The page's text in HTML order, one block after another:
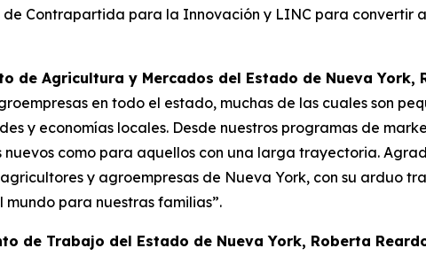
de Contrapartida para la Innovación y LINC para convertir
de Agricultura y Mercados del Estado de Nueva York,
en todo el estado, muchas de las cuales son
y economías locales. Desde nuestros programas de
como para aquellos con una larga trayectoria.
y agroempresas de Nueva York, con su arduo
mundo para nuestras familias”.
de Trabajo del Estado de Nueva York, Roberta